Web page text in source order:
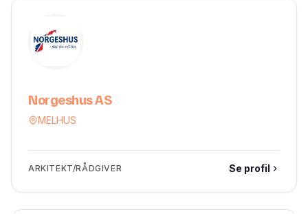
Norgeshus AS
MELHUS
ARKITEKT/RÅDGIVER Se profil